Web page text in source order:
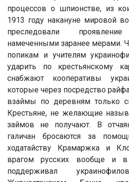
процессов о шпионстве, из
1913 году накануне мировой
преследовали
намеченными заранее мерами.
попикам и учителям
ударить по крестьянскому
снабжают кооперативы
которые через посредство
взаймы по деревням только
Крестьяне, не желающие
займов не получают. В
галичан бросаются за
ходатайству Крамаржка и
врагом русских вообще и в
поддерживал